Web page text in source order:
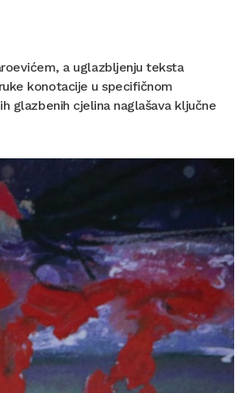
a uglazbljenju teksta
konotacije u specifičnom
glazbenih cjelina naglašava ključne